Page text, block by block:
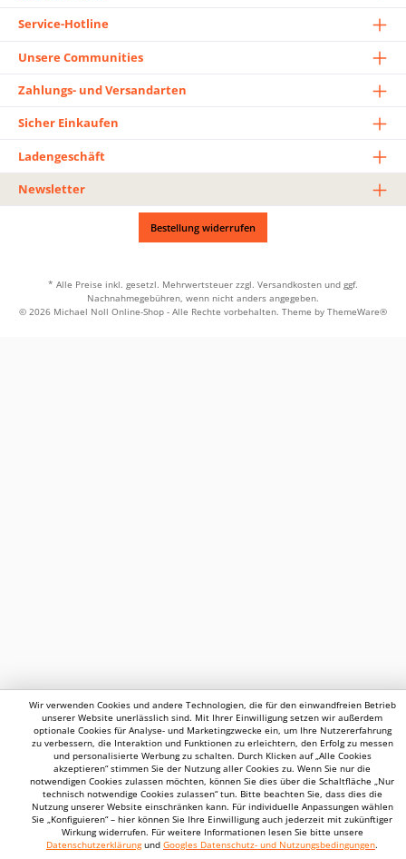
Service-Hotline
Unsere Communities
Zahlungs- und Versandarten
Sicher Einkaufen
Ladengeschäft
Newsletter
Bestellung widerrufen
* Alle Preise inkl. gesetzl. Mehrwertsteuer zzgl. Versandkosten und ggf.
Nachnahmegebühren, wenn nicht anders angegeben.
© 2026 Michael Noll Online-Shop - Alle Rechte vorbehalten. Theme by ThemeWare®
Wir verwenden Cookies und andere Technologien, die für den einwandfreien Betrieb
unserer Website unerlässlich sind. Mit Ihrer Einwilligung setzen wir außerdem
optionale Cookies für Analyse- und Marketingzwecke ein, um Ihre Nutzererfahrung
zu verbessern, die Interaktion und Funktionen zu erleichtern, den Erfolg zu messen
und personalisierte Werbung zu schalten. Durch Klicken auf „Alle Cookies
akzeptieren“ stimmen Sie der Nutzung aller Cookies zu. Wenn Sie nur die
notwendigen Cookies zulassen möchten, können Sie dies über die Schaltfläche „Nur
technisch notwendige Cookies zulassen“ tun. Bitte beachten Sie, dass dies die
Nutzung unserer Website einschränken kann. Für individuelle Anpassungen wählen
Sie „Konfiguieren“ – hier können Sie Ihre Einwilligung auch jederzeit mit zukünftiger
Wirkung widerrufen. Für weitere Informationen lesen Sie bitte unsere
Datenschutzerklärungund Googles Datenschutz- und Nutzungsbedingungen.